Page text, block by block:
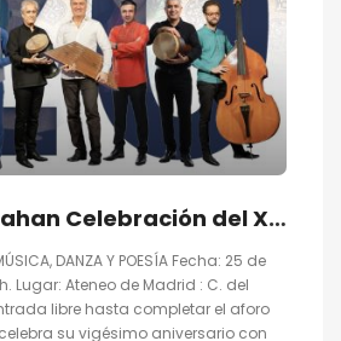
Ensamble Isfahan Celebración del XX Aniversario de Centro Intercultural Persépolis
DANZA Y POESÍA Fecha: 25 de
Lugar: Ateneo de Madrid : C. del
libre hasta completar el aforo
celebra su vigésimo aniversario con